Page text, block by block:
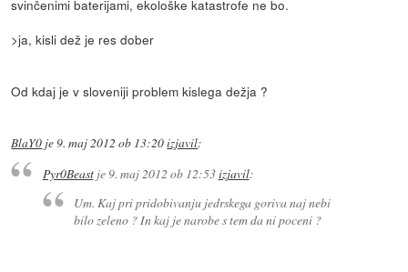
svinčenimi baterijami, ekološke katastrofe ne bo.
>ja, kisli dež je res dober
Od kdaj je v sloveniji problem kislega dežja ?
BlaY0 je9. maj 2012 ob 13:20izjavil:
Pyr0Beastje 9. maj 2012 ob 12:53izjavil:
Um. Kaj pri pridobivanju jedrskega goriva naj nebi
bilo zeleno ? In kaj je narobe s tem da ni poceni ?